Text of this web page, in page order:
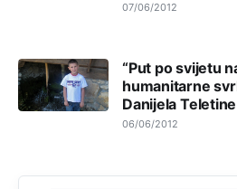
07/06/2012
“Put po svijetu
humanitarne
Danijela Teletine
06/06/2012